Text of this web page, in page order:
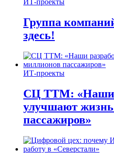
ИТ-проекты
Группа
здесь!
ИТ-проекты
СЦ ТТМ: «Наши
улучшают
пассажиров»